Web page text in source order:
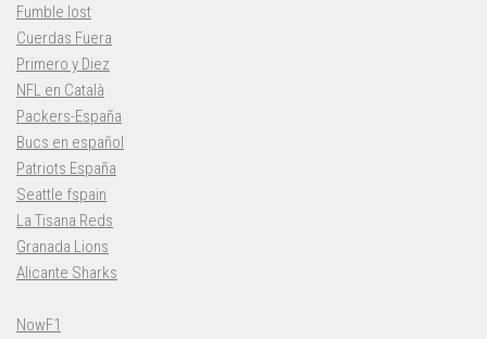
Fumble lost
Cuerdas Fuera
Primero y Diez
NFL en Català
Packers-España
Bucs en español
Patriots España
Seattle fspain
La Tisana Reds
Granada Lions
Alicante Sharks
NowF1